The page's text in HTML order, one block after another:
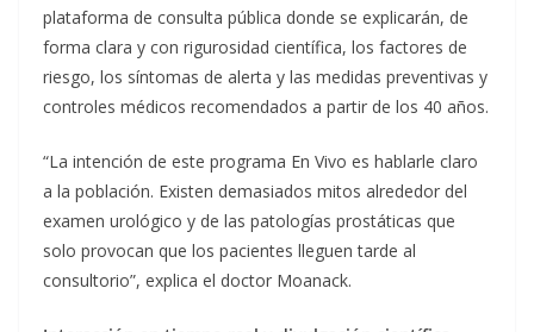
plataforma de consulta pública donde se explicarán, de
forma clara y con rigurosidad científica, los factores de
riesgo, los síntomas de alerta y las medidas preventivas y
controles médicos recomendados a partir de los 40 años.
“La intención de este programa En Vivo es hablarle claro
a la población. Existen demasiados mitos alrededor del
examen urológico y de las patologías prostáticas que
solo provocan que los pacientes lleguen tarde al
consultorio”, explica el doctor Moanack.